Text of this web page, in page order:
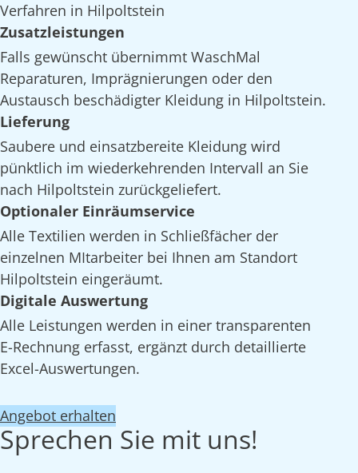
Verfahren in Hilpoltstein
Zusatzleistungen
Falls gewünscht übernimmt WaschMal
Reparaturen, Imprägnierungen oder den
Austausch beschädigter Kleidung in Hilpoltstein.
Lieferung
Saubere und einsatzbereite Kleidung wird
pünktlich im wiederkehrenden Intervall an Sie
nach Hilpoltstein zurückgeliefert.
Optionaler Einräumservice
Alle Textilien werden in Schließfächer der
einzelnen MItarbeiter bei Ihnen am Standort
Hilpoltstein eingeräumt.
Digitale Auswertung
Alle Leistungen werden in einer transparenten
E-Rechnung erfasst, ergänzt durch detaillierte
Excel-Auswertungen.
Angebot erhalten
Sprechen Sie mit uns!